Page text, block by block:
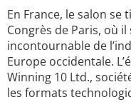
En France, le salon se
Congrès de Paris, où
incontournable de
Europe occidentale.
Winning 10 Ltd.,
les formats